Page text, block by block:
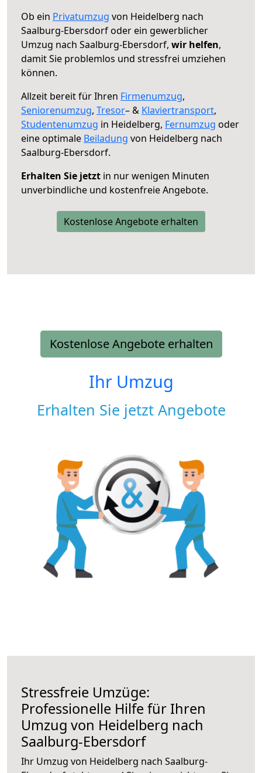
Ob ein Privatumzug von Heidelberg nach
Saalburg-Ebersdorf oder ein gewerblicher
Umzug nach Saalburg-Ebersdorf, wir helfen,
damit Sie problemlos und stressfrei umziehen
können.
Allzeit bereit für Ihren Firmenumzug,
Seniorenumzug, Tresor– & Klaviertransport,
Studentenumzug in Heidelberg, Fernumzug oder
eine optimale Beiladung von Heidelberg nach
Saalburg-Ebersdorf.
Erhalten Sie jetzt in nur wenigen Minuten
unverbindliche und kostenfreie Angebote.
Kostenlose Angebote erhalten
Kostenlose Angebote erhalten
Ihr Umzug
Erhalten Sie jetzt Angebote
Stressfreie Umzüge:
Professionelle Hilfe für Ihren
Umzug von Heidelberg nach
Saalburg-Ebersdorf
Ihr Umzug von Heidelberg nach Saalburg-